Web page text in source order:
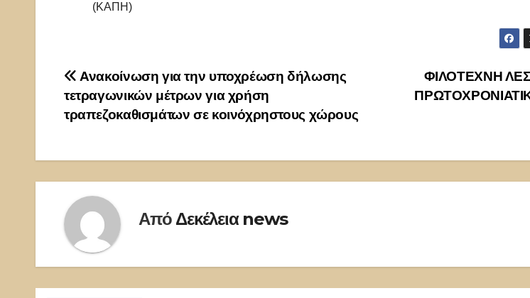
(ΚΑΠΗ)
Πλοήγηση
άρθρων
ΦΙΛΟΤΕΧΝΗ
Ανακοίνωση για την υποχρέωση δήλωσης
τετραγωνικών μέτρων για χρήση
τραπεζοκαθισμάτων σε κοινόχρηστους χώρους
Από Δεκέλεια news